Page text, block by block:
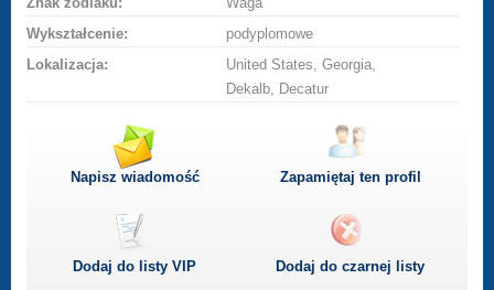
Wykształcenie:
podyplomowe
Lokalizacja:
United States, Georgia,
Dekalb, Decatur
Napisz wiadomość Zapamiętaj ten profil
Dodaj do listyVIP Dodaj do czarnej listy